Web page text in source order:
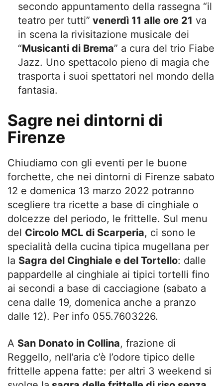
secondo appuntamento della rassegna “il
teatro per tutti” venerdì 11 alle ore 21 va
in scena la rivisitazione musicale dei
“Musicanti di Brema” a cura del trio Fiabe
Jazz. Uno spettacolo pieno di magia che
trasporta i suoi spettatori nel mondo della
fantasia.
Sagre nei dintorni di
Firenze
Chiudiamo con gli eventi per le buone
forchette, che nei dintorni di Firenze sabato
12 e domenica 13 marzo 2022 potranno
scegliere tra ricette a base di cinghiale o
dolcezze del periodo, le frittelle. Sul menu
del Circolo MCL di Scarperia, ci sono le
specialità della cucina tipica mugellana per
la Sagra del Cinghiale e del Tortello: dalle
pappardelle al cinghiale ai tipici tortelli fino
ai secondi a base di cacciagione (sabato a
cena dalle 19, domenica anche a pranzo
dalle 12). Per info 055.7603226.
A San Donato in Collina, frazione di
Reggello, nell’aria c’è l’odore tipico delle
frittelle appena fatte: per altri 3 weekend si